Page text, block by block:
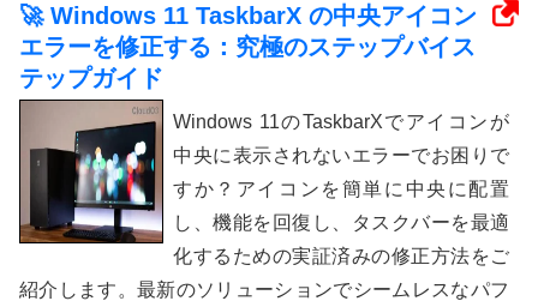
🚀 Windows 11 TaskbarX の中央アイコン
エラーを修正する：究極のステップバイス
テップガイド
Windows 11のTaskbarXでアイコンが
中央に表示されないエラーでお困りで
すか？アイコンを簡単に中央に配置
し、機能を回復し、タスクバーを最適
化するための実証済みの修正方法をご
紹介します。最新のソリューションでシームレスなパフ